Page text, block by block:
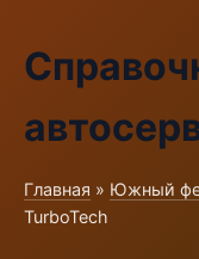
Главная » Южный
TurboTech